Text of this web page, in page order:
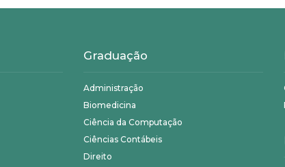
Graduação
Administração
Biomedicina
Ciência da Computação
Ciências Contábeis
Direito